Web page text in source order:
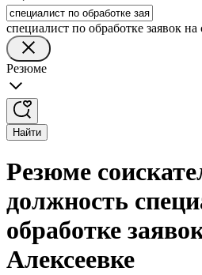
специалист по обработке заявок на
Резюме
Найти
Резюме
должность
обработке
Алексеевке